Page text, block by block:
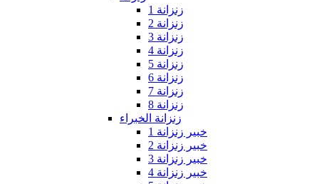
زنزانة 1
زنزانة 2
زنزانة 3
زنزانة 4
زنزانة 5
زنزانة 6
زنزانة 7
زنزانة 8
زنزانة الخبراء
خبير زنزانة 1
خبير زنزانة 2
خبير زنزانة 3
خبير زنزانة 4